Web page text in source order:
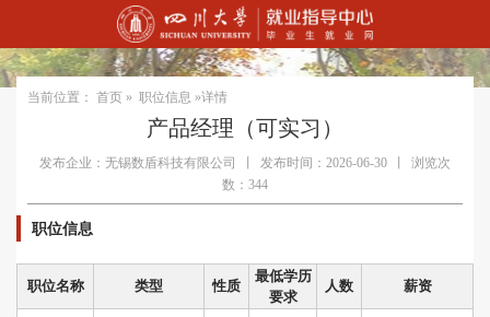
当前位置： 首页 » 职位信息 »详情
产品经理（可实习）
发布企业：无锡数盾科技有限公司 发布时间：2026-06-30
浏览次
数：344
职位信息
职位名称 类型 性质
最低学历
要求
人数 薪资